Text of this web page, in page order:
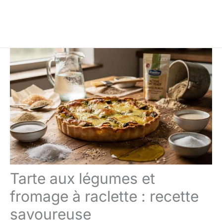
Tarte aux légumes et
fromage à raclette : recette
savoureuse